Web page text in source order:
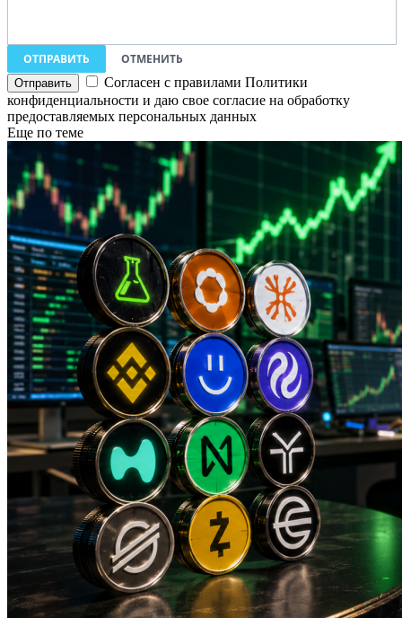
ОТПРАВИТЬ
ОТМЕНИТЬ
Согласен с правилами Политики
конфиденциальности и даю свое согласие на обработку
предоставляемых персональных данных
Еще по теме